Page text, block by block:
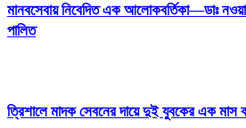
মানবসেবায় নিবেদিত এক আলোকবর্তিকা—ডাঃ
পালিত
ত্রিশালে মাদক সেবনের দায়ে দুই যুবকের এক মাস